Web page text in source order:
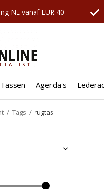
Tassen Agenda's
NL vanaf EUR 40
Tags rugtas